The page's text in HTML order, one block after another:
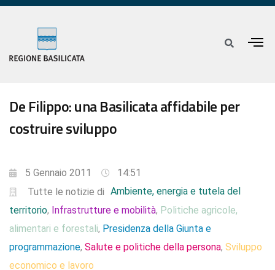
De Filippo: una Basilicata affidabile per
costruire sviluppo
5 Gennaio 2011
14:51
Tutte le notizie di Ambiente, energia e tutela del
territorio, Infrastrutture e mobilità, Politiche agricole,
alimentari e forestali, Presidenza della Giunta e
programmazione, Salute e politiche della persona, Sviluppo
economico e lavoro